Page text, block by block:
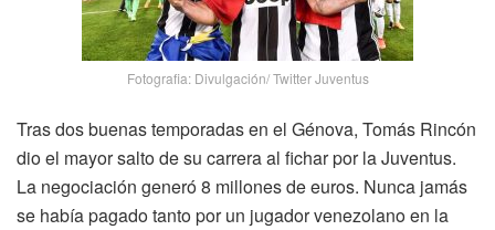
Fotografia: Divulgación/ Twitter Juventus
Tras dos buenas temporadas en el Génova, Tomás Rincón
dio el mayor salto de su carrera al fichar por la Juventus.
La negociación generó 8 millones de euros. Nunca jamás
se había pagado tanto por un jugador venezolano en la